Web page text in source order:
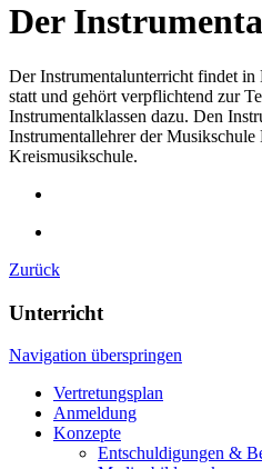
Der
Der Instrumentalunterricht findet
statt und gehört verpflichtend zur
Instrumentalklassen dazu. Den
Instrumentallehrer der Musikschule
Kreismusikschule.
Zurück
Unterricht
Navigation überspringen
Vertretungsplan
Anmeldung
Konzepte
Entschuldigungen &